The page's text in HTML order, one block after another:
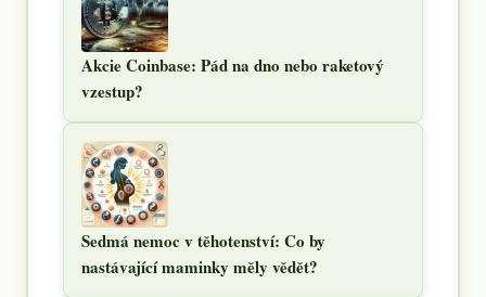
Akcie Coinbase: Pád na dno nebo raketový
vzestup?
Sedmá nemoc v těhotenství: Co by
nastávající maminky měly vědět?